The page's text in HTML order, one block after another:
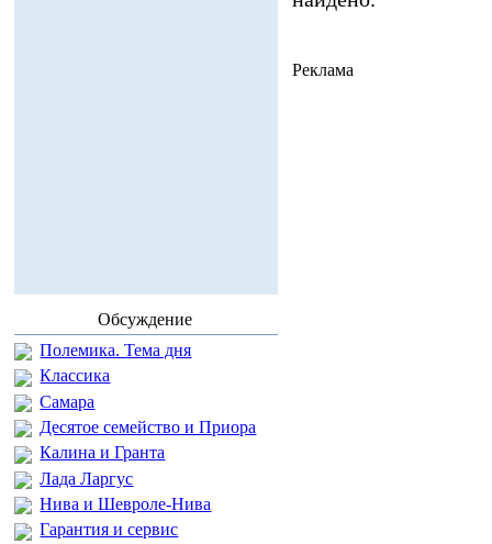
Обсуждение
Полемика. Тема дня
Классика
Самара
Десятое семейство и Приора
Калина и Гранта
Лада Ларгус
Нива и Шевроле-Нива
Гарантия и сервис
Реклама